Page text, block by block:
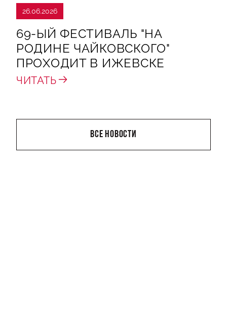
26.06.2026
69-ЫЙ ФЕСТИВАЛЬ "НА
РОДИНЕ ЧАЙКОВСКОГО"
ПРОХОДИТ В ИЖЕВСКЕ
ЧИТАТЬ
ВСЕ НОВОСТИ